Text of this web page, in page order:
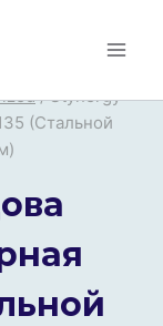
/ Stynergy
(Стальной